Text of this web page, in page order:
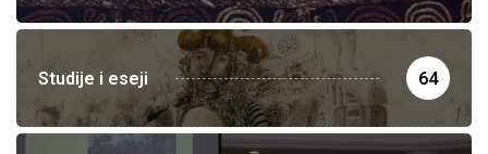
Studije i eseji 64